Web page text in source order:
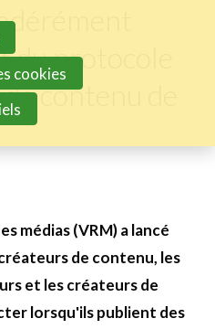
protocole
contenu de
médias (VRM) a lancé
de contenu, les
et les créateurs de
lorsqu'ils publient des
Gallery
cookies